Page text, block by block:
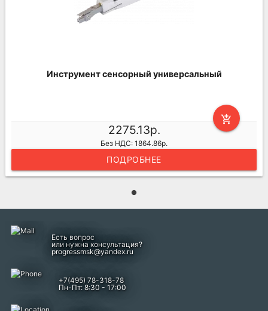
Инструмент сенсорный универсальный
add_shopping_cart
2275.13р.
Без НДС: 1864.86р.
ПОДРОБНЕЕ
Есть вопрос
или нужна консультация?
progressmsk@yandex.ru
+7(495) 78-318-78
Пн-Пт: 8:30 - 17:00